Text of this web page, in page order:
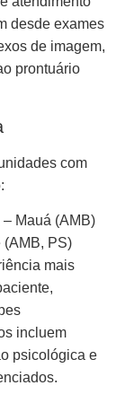
desde exames
de imagem,
prontuário
com
Mauá (AMB)
(AMB, PS)
mais
incluem
psicológica e